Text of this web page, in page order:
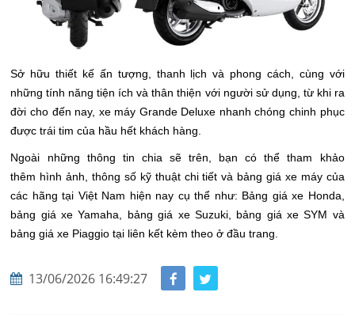
Sở hữu thiết kế ấn tượng, thanh lịch và phong cách, cùng với
những tính năng tiện ích và thân thiện với người sử dụng, từ khi ra
đời cho đến nay, xe máy Grande Deluxe nhanh chóng chinh phục
được trái tim của hầu hết khách hàng.
Ngoài những thông tin chia sẽ trên, bạn có thể tham khảo
thêm hình ảnh, thông số kỹ thuật chi tiết và bảng giá xe máy của
các hãng tại Việt Nam hiện nay cụ thể như: Bảng giá xe Honda,
bảng giá xe Yamaha, bảng giá xe Suzuki, bảng giá xe SYM và
bảng giá xe Piaggio tại liên kết kèm theo ở đầu trang.
13/06/2026 16:49:27